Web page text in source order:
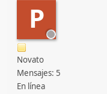
P
Novato
Mensajes: 5
En línea